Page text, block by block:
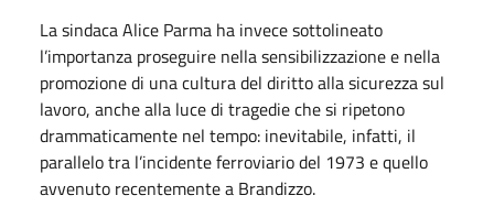
La sindaca Alice Parma ha invece sottolineato
l’importanza proseguire nella sensibilizzazione e nella
promozione di una cultura del diritto alla sicurezza sul
lavoro, anche alla luce di tragedie che si ripetono
drammaticamente nel tempo: inevitabile, infatti, il
parallelo tra l’incidente ferroviario del 1973 e quello
avvenuto recentemente a Brandizzo.